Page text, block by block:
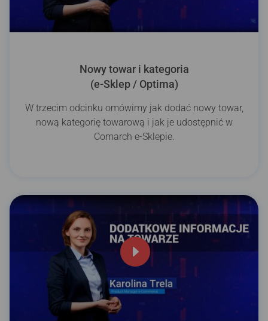
Nowy towar i kategoria
(e-Sklep / Optima)
W trzecim odcinku omówimy jak dodać nowy towar,
nową kategorię towarową i jak je udostępnić w
Comarch e-Sklepie.